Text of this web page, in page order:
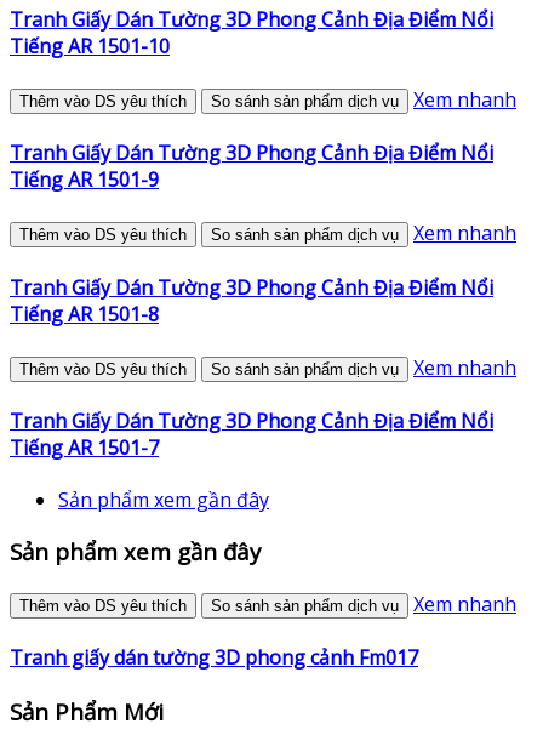
Tranh Giấy Dán Tường 3D Phong Cảnh Địa Điểm Nổi
Tiếng AR 1501-10
Thêm vào DS yêu thích So sánh sản phẩm dịch vụ Xem nhanh
Tranh Giấy Dán Tường 3D Phong Cảnh Địa Điểm Nổi
Tiếng AR 1501-9
Thêm vào DS yêu thích So sánh sản phẩm dịch vụ Xem nhanh
Tranh Giấy Dán Tường 3D Phong Cảnh Địa Điểm Nổi
Tiếng AR 1501-8
Thêm vào DS yêu thích So sánh sản phẩm dịch vụ Xem nhanh
Tranh Giấy Dán Tường 3D Phong Cảnh Địa Điểm Nổi
Tiếng AR 1501-7
Sản phẩm xem gần đây
Sản phẩm xem gần đây
Thêm vào DS yêu thích So sánh sản phẩm dịch vụ Xem nhanh
Tranh giấy dán tường 3D phong cảnh Fm017
Sản Phẩm Mới